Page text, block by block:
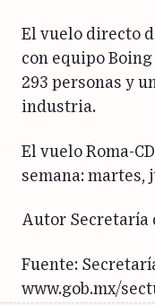
El vuelo directo
con equipo Boing
293 personas y
industria.
El vuelo Roma-
semana: martes,
Autor Secretaría
Fuente:
www.gob.mx/